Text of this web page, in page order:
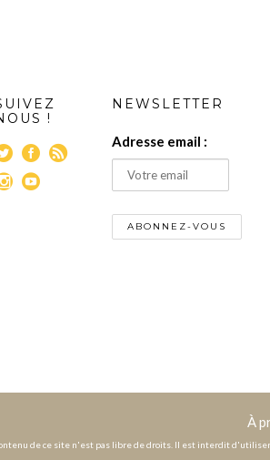
!
NEWSLETTER
Adresse email :
À
de ce site n'est pas libre de droits. Il est interdit